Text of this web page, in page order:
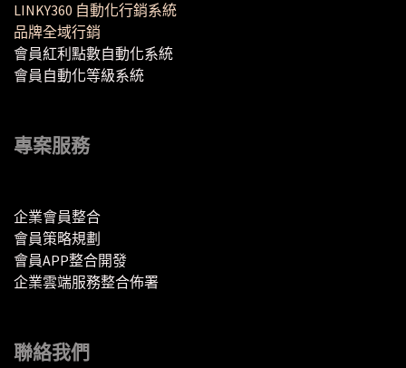
LINKY360 自動化行銷系統
品牌全域行銷
會員紅利點數自動化系統
會員自動化等級系統
專案服務
企業會員整合
會員策略規劃
會員APP整合開發
企業雲端服務整合佈署
聯絡我們